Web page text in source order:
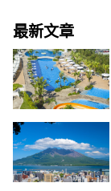
最新文章